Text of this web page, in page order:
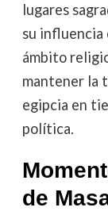
lugares
su influencia
ámbito
mantener la
egipcia en
política.
de